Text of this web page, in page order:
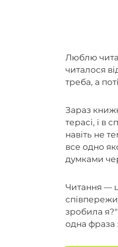
Люблю
читалося
треба, а
Зараз
терасі, і в
навіть не
все одно
думками
Читання —
зробила я?"
одна фраза